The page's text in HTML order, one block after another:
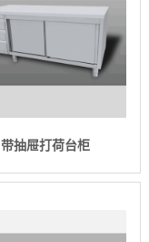
带抽屉打荷台柜